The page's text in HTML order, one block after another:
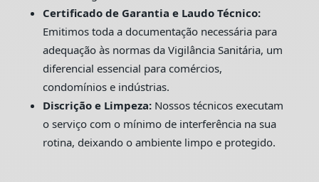
Certificado de Garantia e Laudo Técnico:
Emitimos toda a documentação necessária para
adequação às normas da Vigilância Sanitária, um
diferencial essencial para comércios,
condomínios e indústrias.
Discrição e Limpeza:Nossos técnicos executam
o serviço com o mínimo de interferência na sua
rotina, deixando o ambiente limpo e protegido.